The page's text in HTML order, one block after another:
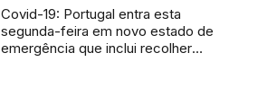
Covid-19: Portugal entra esta
segunda-feira em novo estado de
emergência que inclui recolher